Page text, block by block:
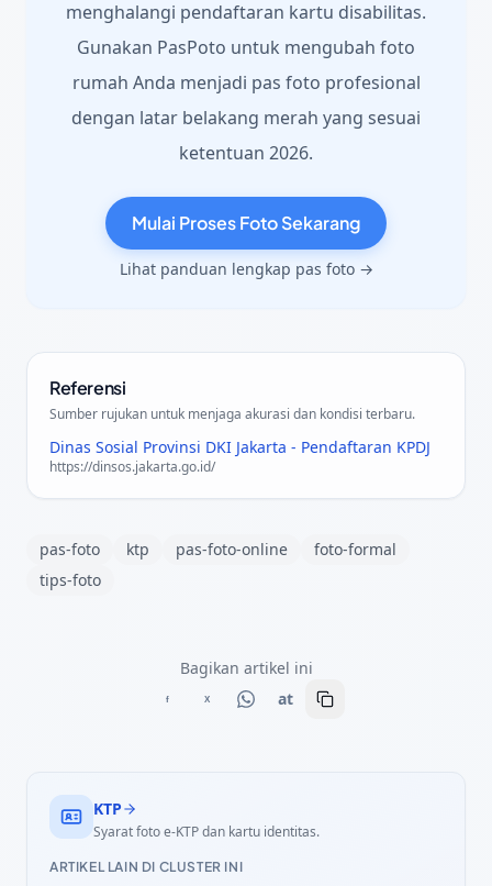
menghalangi pendaftaran kartu disabilitas.
Gunakan PasPoto untuk mengubah foto
rumah Anda menjadi pas foto profesional
dengan latar belakang merah yang sesuai
ketentuan 2026.
Mulai Proses Foto Sekarang
Lihat panduan lengkap pas foto →
Referensi
Sumber rujukan untuk menjaga akurasi dan kondisi terbaru.
Dinas Sosial Provinsi DKI Jakarta - Pendaftaran KPDJ
https://dinsos.jakarta.go.id/
pas-foto ktp pas-foto-online
foto-formal
tips-foto
Bagikan artikel ini
f X at
KTP
Syarat foto e-KTP dan kartu identitas.
ARTIKEL LAIN DI CLUSTER INI